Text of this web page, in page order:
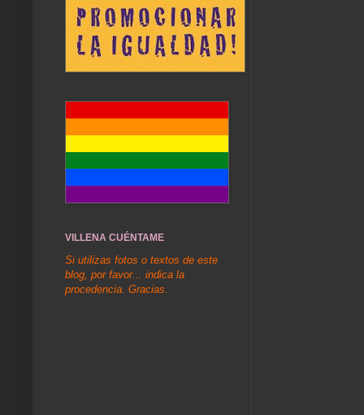
VILLENA CUÉNTAME
Si utilizas fotos o textos de este
blog, por favor... indica la
procedencia. Gracias.